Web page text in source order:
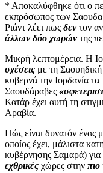
* Αποκαλύφθηκε ότι ο
εκπρόσωπος των
Ριάντ λέει πως δεντον
άλλων δύο χωρώντης
Μικρή λεπτομέρεια. Η
σχέσεις με τη
κυβερνά την Ιορδανία τα
Σαουδάραβες
Κατάρ έχει αυτή τη
Αραβία.
Πώς είναι δυνατόν ένας
οποίος έχει, μάλιστα
κυβέρνησης Σαμαρά) για
εχθρικές χώρες στην